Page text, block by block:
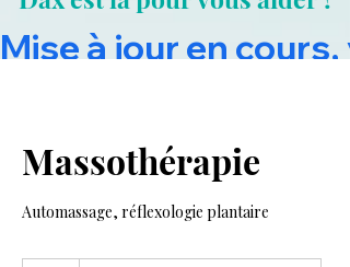
Mise à jour en
Massothérapie
Automassage, réflexologie plantaire